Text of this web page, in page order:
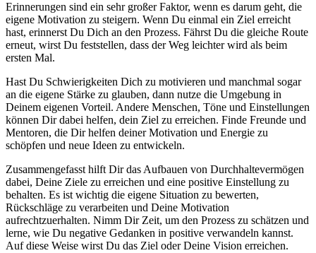
Erinnerungen sind ein sehr großer Faktor, wenn es darum geht, die
eigene Motivation zu steigern. Wenn Du einmal ein Ziel erreicht
hast, erinnerst Du Dich an den Prozess. Fährst Du die gleiche Route
erneut, wirst Du feststellen, dass der Weg leichter wird als beim
ersten Mal.
Hast Du Schwierigkeiten Dich zu motivieren und manchmal sogar
an die eigene Stärke zu glauben, dann nutze die Umgebung in
Deinem eigenen Vorteil. Andere Menschen, Töne und Einstellungen
können Dir dabei helfen, dein Ziel zu erreichen. Finde Freunde und
Mentoren, die Dir helfen deiner Motivation und Energie zu
schöpfen und neue Ideen zu entwickeln.
Zusammengefasst hilft Dir das Aufbauen von Durchhaltevermögen
dabei, Deine Ziele zu erreichen und eine positive Einstellung zu
behalten. Es ist wichtig die eigene Situation zu bewerten,
Rückschläge zu verarbeiten und Deine Motivation
aufrechtzuerhalten. Nimm Dir Zeit, um den Prozess zu schätzen und
lerne, wie Du negative Gedanken in positive verwandeln kannst.
Auf diese Weise wirst Du das Ziel oder Deine Vision erreichen.